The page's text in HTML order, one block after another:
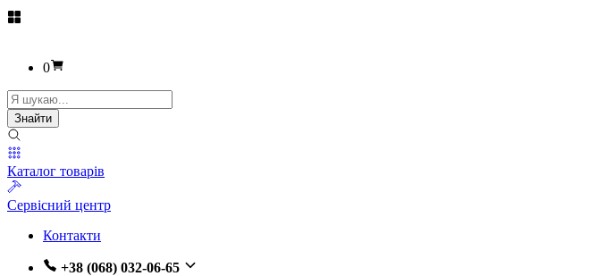
0
Пошук
товарів
Знайти
Каталог товарів
Сервісний центр
Контакти
+38 (068) 032-06-65